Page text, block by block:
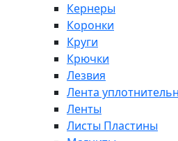
Кернеры
Коронки
Круги
Крючки
Лезвия
Лента
Ленты
Листы Пластины